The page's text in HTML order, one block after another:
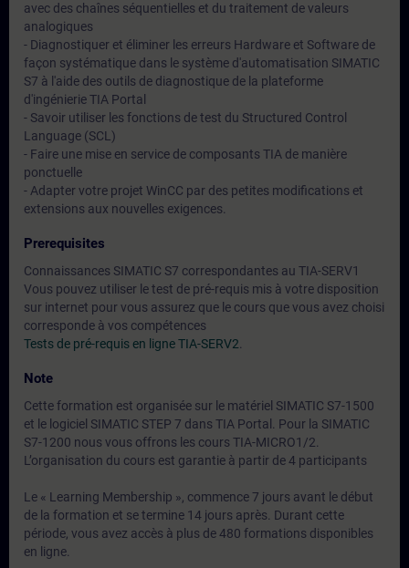
avec des chaînes séquentielles et du traitement de valeurs
analogiques
- Diagnostiquer et éliminer les erreurs Hardware et Software de
façon systématique dans le système d'automatisation SIMATIC
S7 à l'aide des outils de diagnostique de la plateforme
d'ingénierie TIA Portal
- Savoir utiliser les fonctions de test du Structured Control
Language (SCL)
- Faire une mise en service de composants TIA de manière
ponctuelle
- Adapter votre projet WinCC par des petites modifications et
extensions aux nouvelles exigences.
Prerequisites
Connaissances SIMATIC S7 correspondantes au TIA-SERV1
Vous pouvez utiliser le test de pré-requis mis à votre disposition
sur internet pour vous assurez que le cours que vous avez choisi
corresponde à vos compétences
Tests de pré-requis en ligne TIA-SERV2
Note
Cette formation est organisée sur le matériel SIMATIC S7-1500
et le logiciel SIMATIC STEP 7 dans TIA Portal. Pour la SIMATIC
S7-1200 nous vous offrons les cours TIA-MICRO1/2.
L’organisation du cours est garantie à partir de 4 participants
Le « Learning Membership », commence 7 jours avant le début
de la formation et se termine 14 jours après. Durant cette
période, vous avez accès à plus de 480 formations disponibles
en ligne.